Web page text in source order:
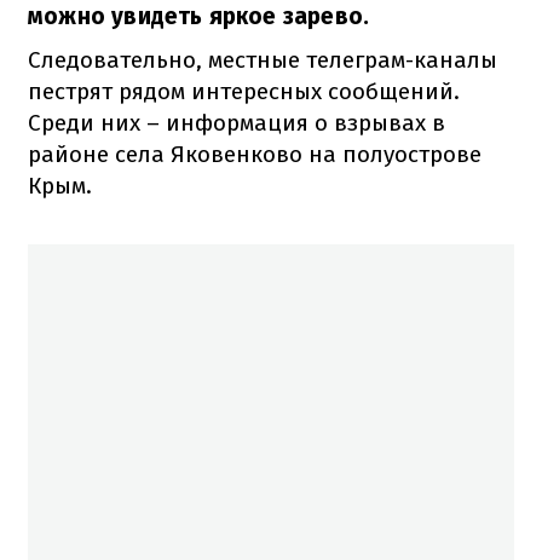
можно увидеть яркое зарево.
Следовательно, местные телеграм-каналы
пестрят рядом интересных сообщений.
Среди них – информация о взрывах в
районе села Яковенково на полуострове
Крым.